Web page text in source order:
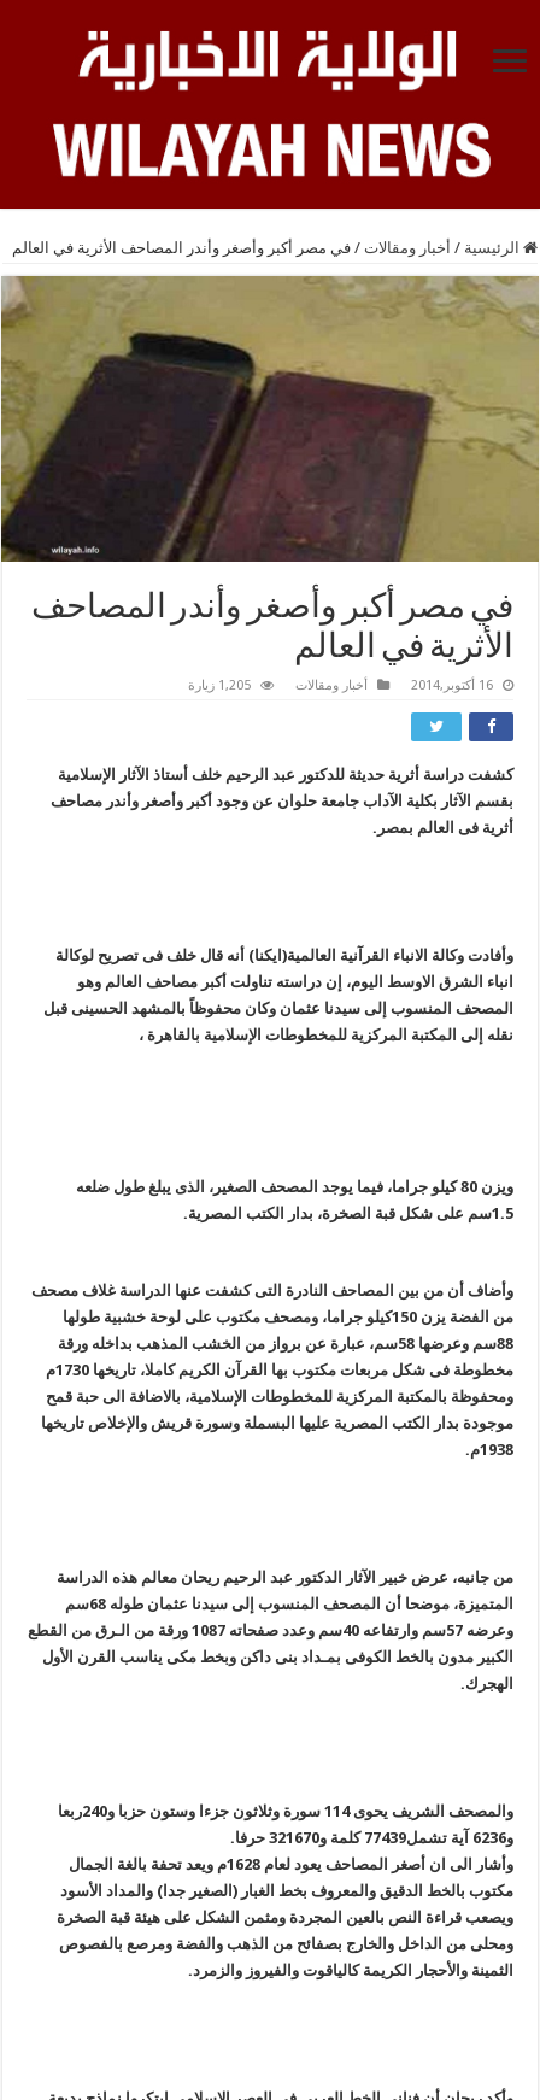
الرئيسية / أخبار ومقالات / في مصر أكبر وأصغر وأندر المصاحف الأثرية في العالم
في مصر أكبر وأصغر وأندر المصاحف
الأثرية في العالم
16 أكتوبر,2014 أخبار ومقالات 1,205 زيارة
کشفت دراسة أثریة حدیثة للدکتور عبد الرحیم خلف أستاذ الآثار الإسلامیة
بقسم الآثار بکلیة الآداب جامعة حلوان عن وجود أکبر وأصغر وأندر مصاحف
أثریة فى العالم بمصر.
وأفادت وکالة الانباء القرآنیة العالمیة(ایکنا) أنه قال خلف فى تصریح لوکالة
انباء الشرق الاوسط الیوم، إن دراسته تناولت أکبر مصاحف العالم وهو
المصحف المنسوب إلى سیدنا عثمان وکان محفوظاً بالمشهد الحسینى قبل
نقله إلى المکتبة المرکزیة للمخطوطات الإسلامیة بالقاهرة ،
ویزن 80 کیلو جراما، فیما یوجد المصحف الصغیر، الذى یبلغ طول ضلعه
1.5سم على شکل قبة الصخرة، بدار الکتب المصریة.
وأضاف أن من بین المصاحف النادرة التى کشفت عنها الدراسة غلاف مصحف
من الفضة یزن 150کیلو جراما، ومصحف مکتوب على لوحة خشبیة طولها
88سم وعرضها 58سم، عبارة عن برواز من الخشب المذهب بداخله ورقة
مخطوطة فى شکل مربعات مکتوب بها القرآن الکریم کاملا، تاریخها 1730م
ومحفوظة بالمکتبة المرکزیة للمخطوطات الإسلامیة، بالاضافة الى حبة قمح
موجودة بدار الکتب المصریة علیها البسملة وسورة قریش والإخلاص تاریخها
1938م.
من جانبه، عرض خبیر الآثار الدکتور عبد الرحیم ریحان معالم هذه الدراسة
المتمیزة، موضحا أن المصحف المنسوب إلى سیدنا عثمان طوله 68سم
وعرضه 57سم وارتفاعه 40سم وعدد صفحاته 1087 ورقة من الـرق من القطع
الکبیر مدون بالخط الکوفى بمـداد بنى داکن وبخط مکى یناسب القرن الأول
الهجرك.
والمصحف الشریف یحوى 114 سورة وثلاثون جزءا وستون حزبا و240ربعا
و6236 آیة تشمل77439 کلمة و321670 حرفا.
وأشار الى ان أصغر المصاحف یعود لعام 1628م ویعد تحفة بالغة الجمال
مکتوب بالخط الدقیق والمعروف بخط الغبار (الصغیر جدا) والمداد الأسود
ویصعب قراءة النص بالعین المجردة ومثمن الشکل على هیئة قبة الصخرة
ومحلى من الداخل والخارج بصفائح من الذهب والفضة ومرصع بالفصوص
الثمینة والأحجار الکریمة کالیاقوت والفیروز والزمرد.